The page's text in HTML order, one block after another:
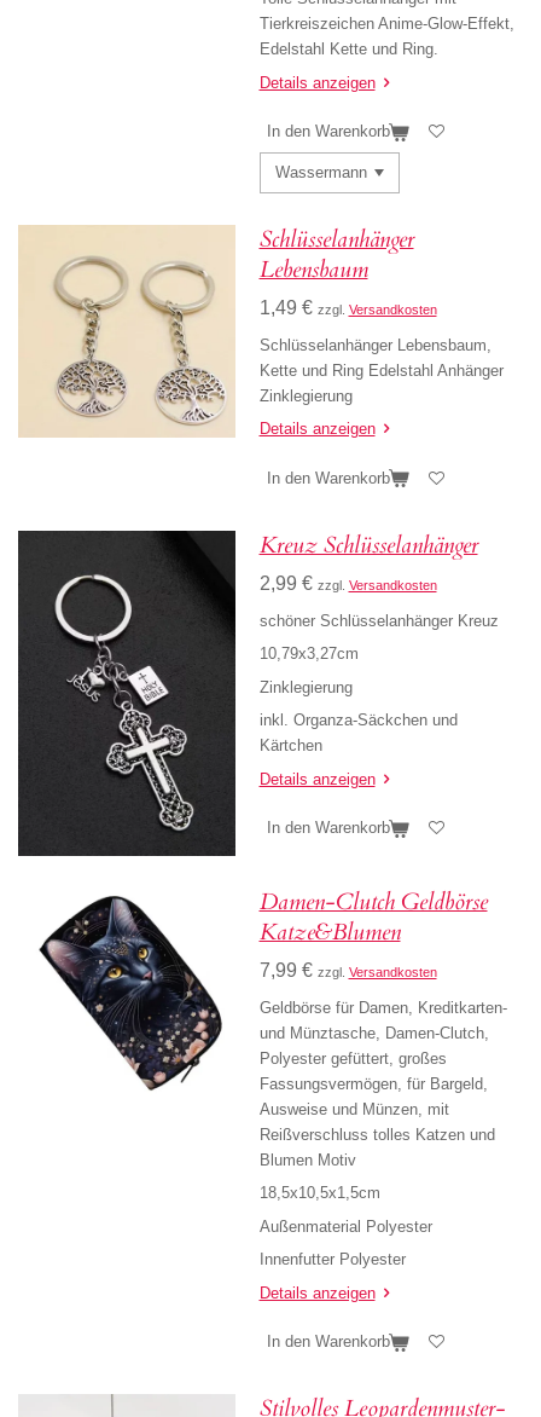
Tierkreiszeichen Anime-Glow-Effekt,
Edelstahl Kette und Ring.
Details anzeigen
In den Warenkorb
Schlüsselanhänger
Lebensbaum
1,49 € zzgl. Versandkosten
Schlüsselanhänger Lebensbaum,
Kette und Ring Edelstahl Anhänger
Zinklegierung
Details anzeigen
In den Warenkorb
Kreuz Schlüsselanhänger
2,99 € zzgl. Versandkosten
schöner Schlüsselanhänger Kreuz
10,79x3,27cm
Zinklegierung
inkl. Organza-Säckchen und
Kärtchen
Details anzeigen
In den Warenkorb
Damen-Clutch Geldbörse
Katze&Blumen
7,99 € zzgl. Versandkosten
Geldbörse für Damen, Kreditkarten-
und Münztasche, Damen-Clutch,
Polyester gefüttert, großes
Fassungsvermögen, für Bargeld,
Ausweise und Münzen, mit
Reißverschluss tolles Katzen und
Blumen Motiv
18,5x10,5x1,5cm
Außenmaterial Polyester
Innenfutter Polyester
Details anzeigen
In den Warenkorb
Stilvolles Leopardenmuster-